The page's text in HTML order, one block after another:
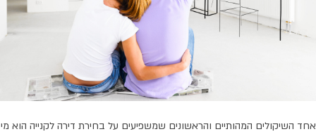
אחד השיקולים המהותיים והראשונים שמשפיעים על בחירת דירה לקנייה הוא מי